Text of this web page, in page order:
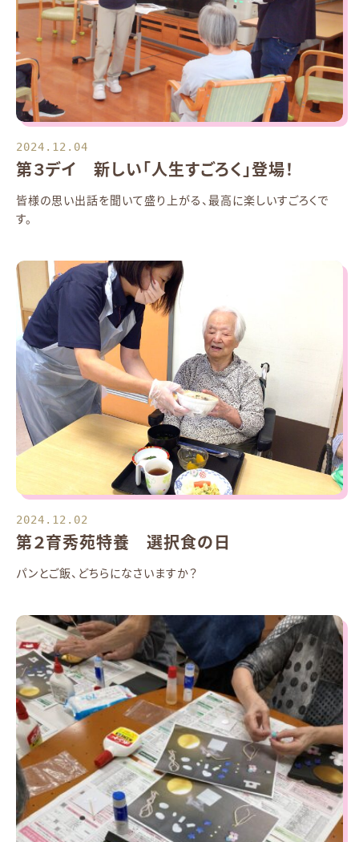
2024.12.04
第３デイ 新しい「人生すごろく」登場！
皆様の思い出話を聞いて盛り上がる、最高に楽しいすごろくで
す。
2024.12.02
第２育秀苑特養 選択食の日
パンとご飯、どちらになさいますか？